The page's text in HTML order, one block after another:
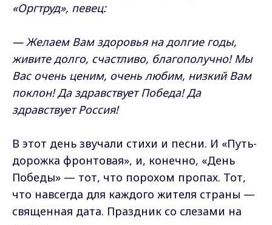
«Оргтруд», певец:
— Желаем Вам здоровья на долгие годы,
живите долго, счастливо, благополучно! Мы
Вас очень ценим, очень любим, низкий Вам
поклон! Да здравствует Победа! Да
здравствует Россия!
В этот день звучали стихи и песни. И «Путь-
дорожка фронтовая», и, конечно, «День
Победы» — тот, что порохом пропах. Тот,
что навсегда для каждого жителя страны —
священная дата. Праздник со слезами на